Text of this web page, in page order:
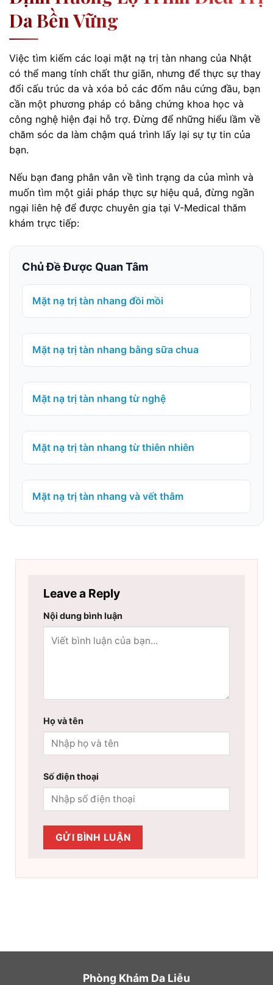
Da Bền Vững
Việc tìm kiếm các loại mặt nạ trị tàn nhang của Nhật
có thể mang tính chất thư giãn, nhưng để thực sự thay
đổi cấu trúc da và xóa bỏ các đốm nâu cứng đầu, bạn
cần một phương pháp có bằng chứng khoa học và
công nghệ hiện đại hỗ trợ. Đừng để những hiểu lầm về
chăm sóc da làm chậm quá trình lấy lại sự tự tin của
bạn.
Nếu bạn đang phân vân về tình trạng da của mình và
muốn tìm một giải pháp thực sự hiệu quả, đừng ngần
ngại liên hệ để được chuyên gia tại V-Medical thăm
khám trực tiếp:
Chủ Đề Được Quan Tâm
Mặt nạ trị tàn nhang đồi mồi
Mặt nạ trị tàn nhang bằng sữa chua
Mặt nạ trị tàn nhang từ nghệ
Mặt nạ trị tàn nhang từ thiên nhiên
Mặt nạ trị tàn nhang và vết thâm
Leave a Reply
Nội dung bình luận
Họ và tên
Số điện thoại
Phòng Khám Da Liễu